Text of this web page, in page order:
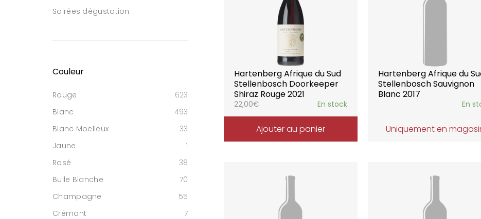
Hartenberg Afrique du Sud
Stellenbosch Doorkeeper
Shiraz Rouge 2021
22,00€ En stock
Ajouter au panier
Hartenberg Afrique du
Stellenbosch Sauvignon
Blanc 2017
En
Uniquement en
Soirées dégustation
Couleur
Rouge
623
Blanc
493
Blanc Moelleux
33
Jaune
1
Rosé
38
Bulle Blanche
70
Champagne
55
Crémant
7